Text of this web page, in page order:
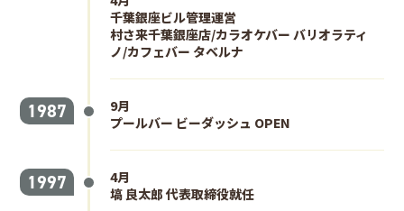
千葉銀座ビル管理運営
村さ来千葉銀座店/カラオケバー バリオラティ
ノ/カフェバー タベルナ
1987
9月
プールバー ビーダッシュ OPEN
1997
4月
塙 良太郎 代表取締役就任